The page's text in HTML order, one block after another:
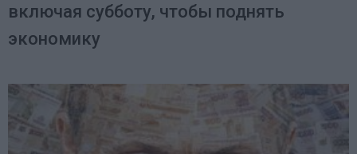
включая субботу, чтобы поднять
экономику